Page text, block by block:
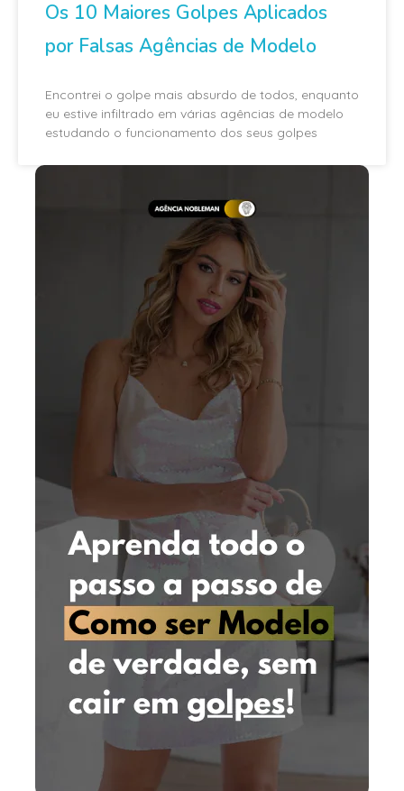
Os 10 Maiores Golpes Aplicados
por Falsas Agências de Modelo
Encontrei o golpe mais absurdo de todos, enquanto
eu estive infiltrado em várias agências de modelo
estudando o funcionamento dos seus golpes